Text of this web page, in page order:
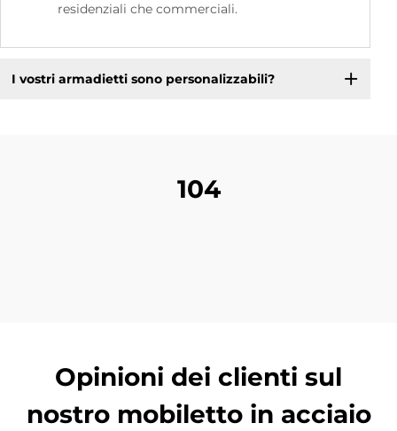
residenziali che commerciali.
I vostri armadietti sono personalizzabili?
104
Opinioni dei clienti sul
nostro mobiletto in acciaio